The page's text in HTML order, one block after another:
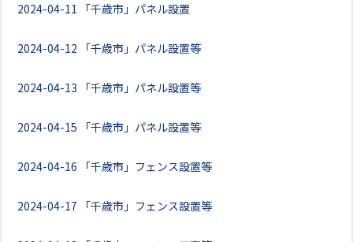
2024-04-11 「千歳市」パネル設置
2024-04-12 「千歳市」パネル設置等
2024-04-13 「千歳市」パネル設置等
2024-04-15 「千歳市」パネル設置等
2024-04-16 「千歳市」フェンス設置等
2024-04-17 「千歳市」フェンス設置等